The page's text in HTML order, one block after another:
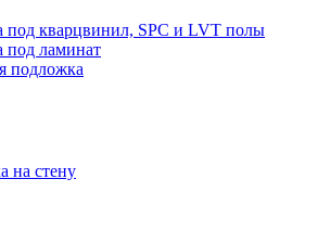
под кварцвинил, SPC и LVT полы
под ламинат
подложка
на стену